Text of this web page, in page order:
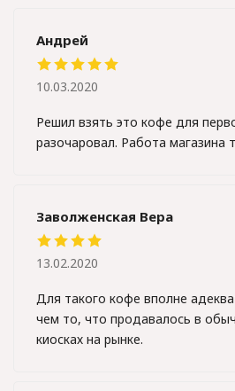
Андрей
Решил взять это кофе для
разочаровал. Работа магазина
10.03.2020
Заволженская Вера
Для такого кофе вполне
чем то, что продавалось в
киосках на рынке.
13.02.2020